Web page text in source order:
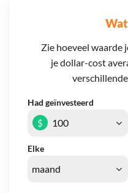
Wat
Zie hoeveel waarde
je dollar-cost
Had geïnvesteerd
Elke
$